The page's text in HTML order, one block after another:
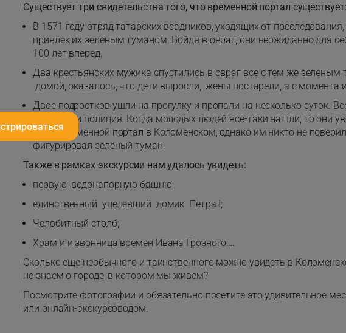
Существует три свидетельства того, что временной портал существует:
В 1571 году отряд татарских всадников, уходящих от
привлек их зеленым туманом. Войдя в овраг, они неожиданно для
100 лет вперед.
Два крестьянских мужика спустились в овраг все с тем же
домой, оказалось, что дети выросли, жены постарели, а с момента
Двое подростков ушли на прогулку и пропали на несколько суток.
родители и полиция. Когда молодых людей все-таки нашли, то они
через временной портал в Коломенском, однако им никто не
фигурировал зеленый туман.
Также в рамках экскурсии нам удалось увидеть:
первую водонапорную башню;
единственный уцелевший домик Петра I;
Челобитный столб;
Храм и и звонница времен Ивана Грозного….
Сколько еще необычного и таинственного можно увидеть в
не знаем о городе, в котором мы живем?
Посмотрите фотографии и обязательно посетите это удивительное
или онлайн-экскурсоводом.